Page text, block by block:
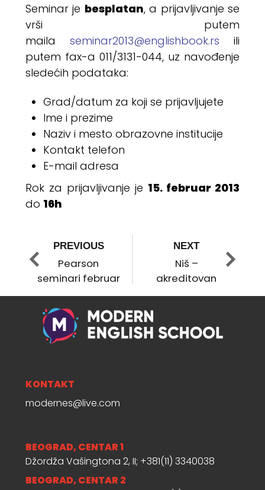
Seminar je besplatan, a prijavljivanje se
vrši putem
maila seminar2013@englishbook.rs ili
putem fax-a 011/3131-044, uz navođenje
sledećih podataka:
Grad/datum za koji se prijavljujete
Ime i prezime
Naziv i mesto obrazovne institucije
Kontakt telefon
E-mail adresa
Rok za prijavljivanje je 15. februar 2013
do 16h
PREVIOUS
Pearson
seminari februar
2013.
NEXT
Niš –
akreditovan
seminar
KONTAKT
modernes@live.com
BEOGRAD, CENTAR 1
Džordža Vašingtona 2, II; +381(11) 3340038
BEOGRAD, CENTAR 2